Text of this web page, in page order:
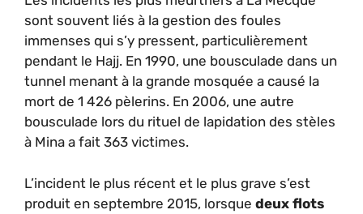
sont souvent liés à la gestion des foules
immenses qui s’y pressent, particulièrement
pendant le Hajj. En 1990, une bousculade dans un
tunnel menant à la grande mosquée a causé la
mort de 1 426 pèlerins. En 2006, une autre
bousculade lors du rituel de lapidation des stèles
à Mina a fait 363 victimes.
L’incident le plus récent et le plus grave s’est
produit en septembre 2015, lorsque deux flots